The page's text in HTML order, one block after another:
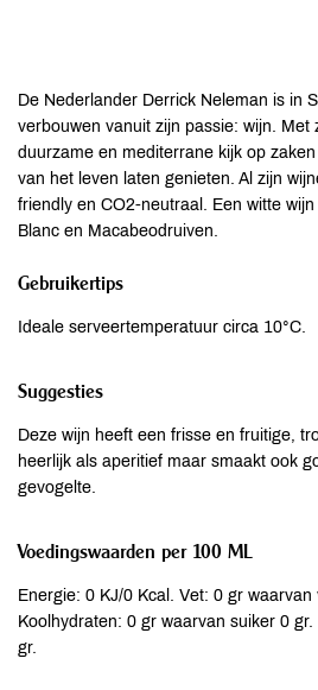
De Nederlander Derrick Neleman is in
verbouwen vanuit zijn passie: wijn. Met
duurzame en mediterrane kijk op
van het leven laten genieten. Al zijn
friendly en CO2-neutraal. Een witte
Blanc en Macabeodruiven.
Gebruikertips
Ideale serveertemperatuur circa 10°C.
Suggesties
Deze wijn heeft een frisse en fruitige,
heerlijk als aperitief maar smaakt ook
gevogelte.
Voedingswaarden per 100 ML
Energie: 0 KJ/0 Kcal. Vet: 0 gr
Koolhydraten: 0 gr waarvan suiker 0
gr.